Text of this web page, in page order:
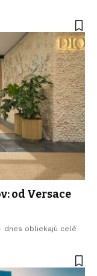
od Versace
dnes obliekajú celé